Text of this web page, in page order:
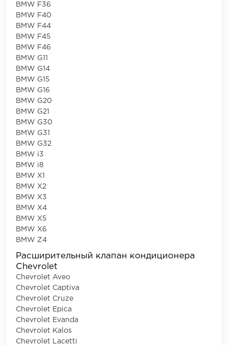
BMW F36
BMW F40
BMW F44
BMW F45
BMW F46
BMW G11
BMW G14
BMW G15
BMW G16
BMW G20
BMW G21
BMW G30
BMW G31
BMW G32
BMW i3
BMW i8
BMW X1
BMW X2
BMW X3
BMW X4
BMW X5
BMW X6
BMW Z4
Расширительный клапан кондиционера
Chevrolet
Chevrolet Aveo
Chevrolet Captiva
Chevrolet Cruze
Chevrolet Epica
Chevrolet Evanda
Chevrolet Kalos
Chevrolet Lacetti